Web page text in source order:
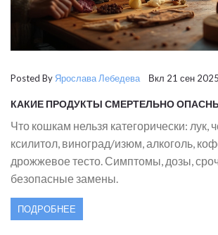
Posted By Ярослава Лебедева Вкл 21 сен
КАКИЕ ПРОДУКТЫ СМЕРТЕЛЬНО
Что кошкам нельзя категорически: лук,
ксилитол, виноград/изюм, алкоголь,
дрожжевое тесто. Симптомы, дозы,
безопасные замены.
ПОДРОБНЕЕ